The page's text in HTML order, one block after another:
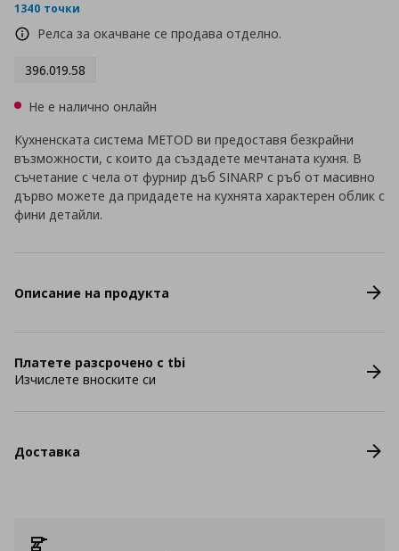
1340 точки
Релса за окачване се продава отделно.
396.019.58
Не е налично онлайн
Кухненската система METOD ви предоставя безкрайни
възможности, с които да създадете мечтаната кухня. В
съчетание с чела от фурнир дъб SINARP с ръб от масивно
дърво можете да придадете на кухнята характерен облик с
фини детайли.
Описание на продукта
Платете разсрочено с tbi
Изчислете вноските си
Доставка